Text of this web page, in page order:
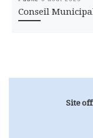
Conseil
Site